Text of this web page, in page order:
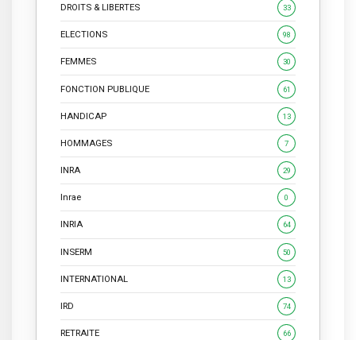
DROITS & LIBERTES 33
ELECTIONS 98
FEMMES 30
FONCTION PUBLIQUE 61
HANDICAP 13
HOMMAGES 7
INRA 29
Inrae 0
INRIA 64
INSERM 50
INTERNATIONAL 13
IRD 74
RETRAITE 66